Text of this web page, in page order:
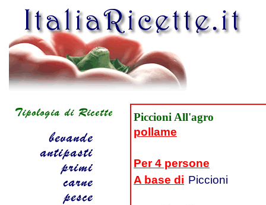
Piccioni All'agro
pollame
Per 4 persone
A base di Piccioni